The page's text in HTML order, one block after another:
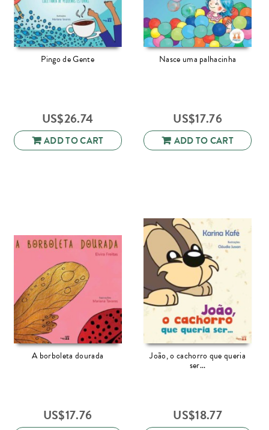
Pingo de Gente
US$26.74
ADD TO CART
Nasce uma palhacinha
US$17.76
ADD TO CART
A borboleta dourada
US$17.76
João, o cachorro que queria
ser...
US$18.77